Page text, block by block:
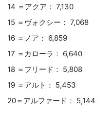
14 ＝アクア： 7,130
15 ＝ヴォクシー： 7,068
16 ＝ノア： 6,859
17 ＝カローラ： 6,640
18 ＝フリード： 5,808
19 ＝アルト： 5,453
20＝アルファード： 5,144